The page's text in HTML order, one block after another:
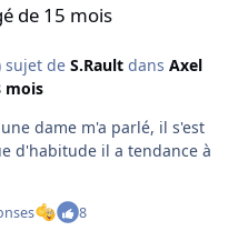
de 15 mois
sujet de S.Raultdans Axel
mois
dame m'a parlé, il s'est
d'habitude il a tendance à
8